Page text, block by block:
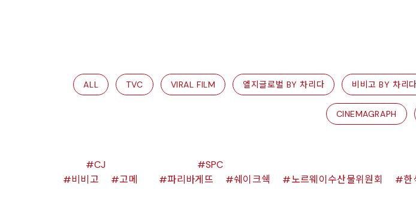
ALL TVC VIRAL FILM 엘지글로벌 BY 차리다 비비고 BY 차리다
CINEMAGRAPH
CJ
비비고
고메
SPC
파리바게뜨
쉐이크쉑 노르웨이수산물위원회 한